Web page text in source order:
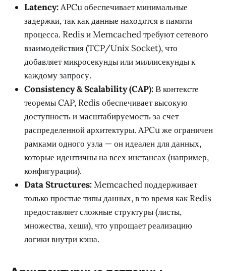
Latency:APCu обеспечивает минимальные
задержки, так как данные находятся в памяти
процесса. Redis и Memcached требуют сетевого
взаимодействия (TCP/Unix Socket), что
добавляет микросекунды или миллисекунды к
каждому запросу.
Consistency & Scalability (CAP):В контексте
теоремы CAP, Redis обеспечивает высокую
доступность и масштабируемость за счет
распределенной архитектуры. APCu же ограничен
рамками одного узла — он идеален для данных,
которые идентичны на всех инстансах (например,
конфигурации).
Data Structures:Memcached поддерживает
только простые типы данных, в то время как Redis
предоставляет сложные структуры (листы,
множества, хеши), что упрощает реализацию
логики внутри кэша.